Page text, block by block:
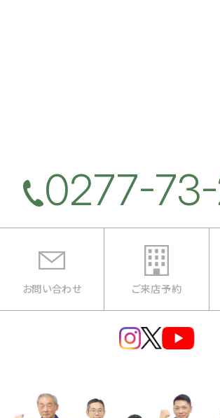
0277-73-
お問い合わせ ご来店予約